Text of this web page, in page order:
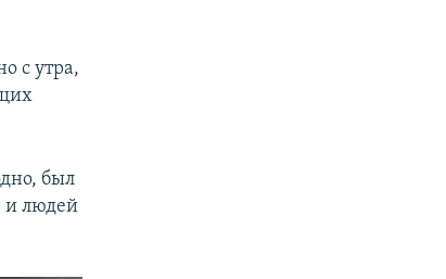
с утра,
был
и людей